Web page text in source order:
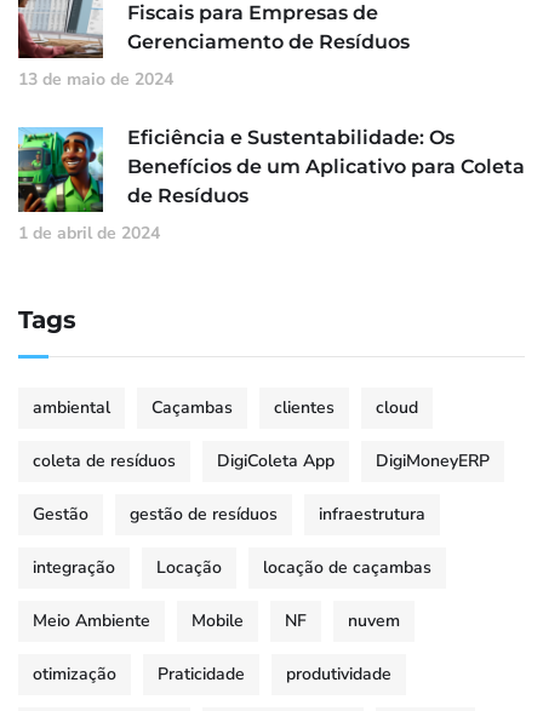
Fiscais para Empresas de
Gerenciamento de Resíduos
13 de maio de 2024
Eficiência e Sustentabilidade: Os
Benefícios de um Aplicativo para Coleta
de Resíduos
1 de abril de 2024
Tags
ambiental Caçambas clientes cloud
coleta de resíduos DigiColeta App DigiMoneyERP
Gestão gestão de resíduos infraestrutura
integração Locação locação de caçambas
Meio Ambiente Mobile NF nuvem
otimização Praticidade produtividade